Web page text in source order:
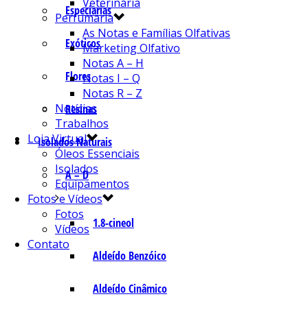
Especiarias
Exóticos
Flores
Resinas
Isolados Naturais
A – D
1.8-cineol
Aldeído Benzóico
Aldeído Cinâmico
Perfumaria
As Notas e Famílias Olfativas
Marketing Olfativo
Notas A – H
Notas I – Q
Notas R – Z
Notícias
Trabalhos
Loja Virtual
Óleos Essenciais
Isolados
Equipamentos
Fotos e Vídeos
Fotos
Vídeos
Contato